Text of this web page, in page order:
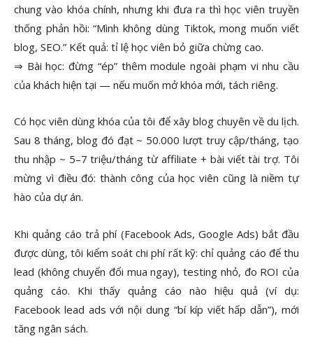
chung vào khóa chính, nhưng khi đưa ra thì học viên truyền
thống phản hồi: “Mình không dùng Tiktok, mong muốn viết
blog, SEO.” Kết quả: tỉ lệ học viên bỏ giữa chừng cao.
⇒ Bài học: đừng “ép” thêm module ngoài phạm vi nhu cầu
của khách hiện tại — nếu muốn mở khóa mới, tách riêng.
Có học viên dùng khóa của tôi để xây blog chuyên về du lịch.
Sau 8 tháng, blog đó đạt ~ 50.000 lượt truy cập/tháng, tạo
thu nhập ~ 5–7 triệu/tháng từ affiliate + bài viết tài trợ. Tôi
mừng vì điều đó: thành công của học viên cũng là niềm tự
hào của dự án.
Khi quảng cáo trả phí (Facebook Ads, Google Ads) bắt đầu
được dùng, tôi kiểm soát chi phí rất kỹ: chỉ quảng cáo để thu
lead (không chuyển đổi mua ngay), testing nhỏ, đo ROI của
quảng cáo. Khi thấy quảng cáo nào hiệu quả (ví dụ:
Facebook lead ads với nội dung “bí kíp viết hấp dẫn”), mới
tăng ngân sách.